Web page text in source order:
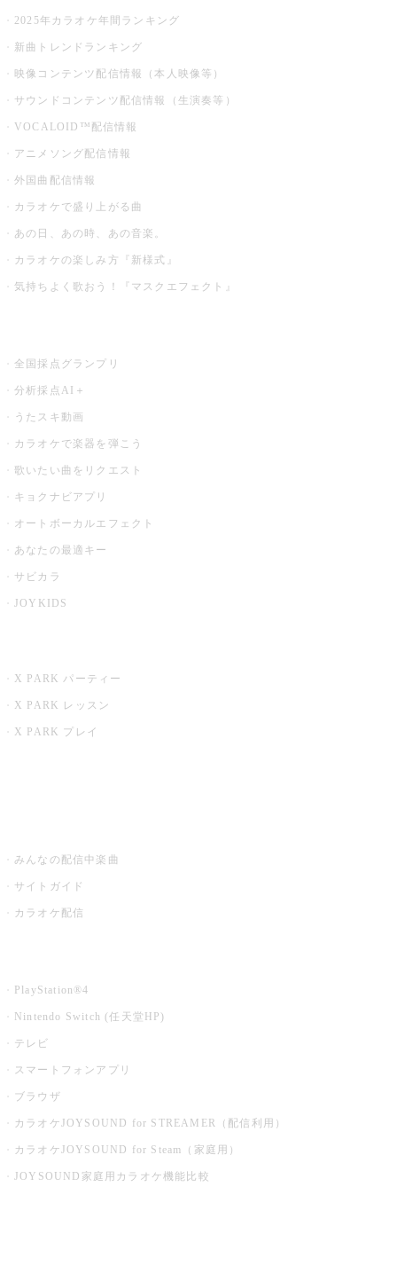
2025年カラオケ年間ランキング
新曲トレンドランキング
映像コンテンツ配信情報（本人映像等）
サウンドコンテンツ配信情報（生演奏等）
VOCALOID™配信情報
アニメソング配信情報
外国曲配信情報
カラオケで盛り上がる曲
あの日、あの時、あの音楽。
カラオケの楽しみ方『新様式』
気持ちよく歌おう！『マスクエフェクト』
全国採点グランプリ
分析採点AI＋
うたスキ動画
カラオケで楽器を弾こう
歌いたい曲をリクエスト
キョクナビアプリ
オートボーカルエフェクト
あなたの最適キー
サビカラ
JOYKIDS
X PARK パーティー
X PARK レッスン
X PARK プレイ
みんなの配信中楽曲
サイトガイド
カラオケ配信
PlayStation®4
Nintendo Switch (任天堂HP)
テレビ
スマートフォンアプリ
ブラウザ
カラオケJOYSOUND for STREAMER（配信利用）
カラオケJOYSOUND for Steam（家庭用）
JOYSOUND家庭用カラオケ機能比較